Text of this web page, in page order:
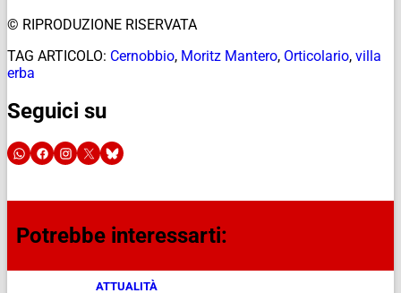
© RIPRODUZIONE RISERVATA
TAG ARTICOLO: Cernobbio, Moritz Mantero, Orticolario, villa
erba
Seguici su
Potrebbe interessarti:
ATTUALITÀ